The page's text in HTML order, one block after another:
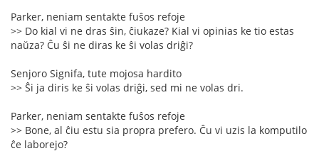
Parker, neniam sentakte fuŝos refoje
>> Do kial vi ne dras ŝin, ĉiukaze? Kial vi opinias ke tio estas
naŭza? Ĉu ŝi ne diras ke ŝi volas driĝi?
Senjoro Signifa, tute mojosa hardito
>> Ŝi ja diris ke ŝi volas driĝi, sed mi ne volas dri.
Parker, neniam sentakte fuŝos refoje
>> Bone, al ĉiu estu sia propra prefero. Ĉu vi uzis la komputilo
ĉe laborejo?